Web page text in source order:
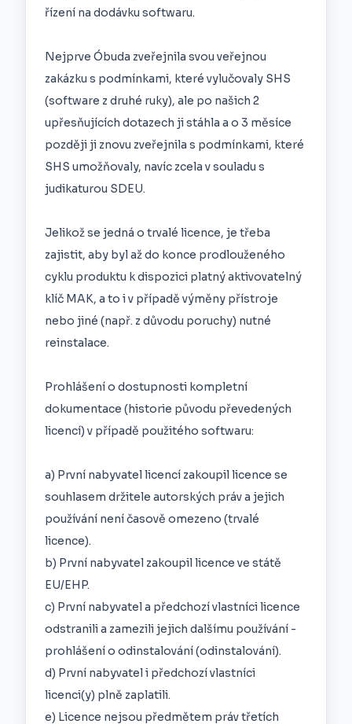
řízení na dodávku softwaru.
Nejprve Óbuda zveřejnila svou veřejnou
zakázku s podmínkami, které vylučovaly SHS
(software z druhé ruky), ale po našich 2
upřesňujících dotazech ji stáhla a o 3 měsíce
později ji znovu zveřejnila s podmínkami, které
SHS umožňovaly, navíc zcela v souladu s
judikaturou SDEU.
Jelikož se jedná o trvalé licence, je třeba
zajistit, aby byl až do konce prodlouženého
cyklu produktu k dispozici platný aktivovatelný
klíč MAK, a to i v případě výměny přístroje
nebo jiné (např. z důvodu poruchy) nutné
reinstalace.
Prohlášení o dostupnosti kompletní
dokumentace (historie původu převedených
licencí) v případě použitého softwaru:
a) První nabyvatel licencí zakoupil licence se
souhlasem držitele autorských práv a jejich
používání není časově omezeno (trvalé
licence).
b) První nabyvatel zakoupil licence ve státě
EU/EHP.
c) První nabyvatel a předchozí vlastníci licence
odstranili a zamezili jejich dalšímu používání -
prohlášení o odinstalování (odinstalování).
d) První nabyvatel i předchozí vlastníci
licenci(y) plně zaplatili.
e) Licence nejsou předmětem práv třetích